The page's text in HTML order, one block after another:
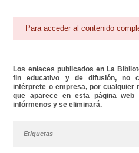
Para acceder al contenido
Los enlaces publicados en La
fin educativo y de difusión, no
intérprete o empresa, por cualquier
que aparece en esta página
infórmenos y se eliminará.
Etiquetas